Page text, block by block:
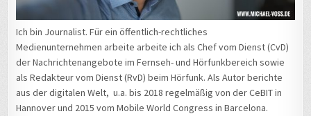
Ich bin Journalist. Für ein öffentlich-rechtliches
Medienunternehmen arbeite arbeite ich als Chef vom Dienst (CvD)
der Nachrichtenangebote im Fernseh- und Hörfunkbereich sowie
als Redakteur vom Dienst (RvD) beim Hörfunk. Als Autor berichte
aus der digitalen Welt, u.a. bis 2018 regelmäßig von der CeBIT in
Hannover und 2015 vom Mobile World Congress in Barcelona.